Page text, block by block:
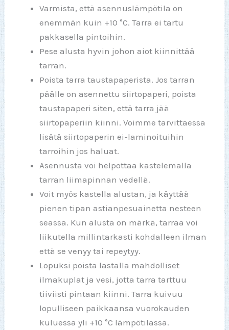
Varmista, että asennuslämpötila on
enemmän kuin +10 °C. Tarra ei tartu
pakkasella pintoihin.
Pese alusta hyvin johon aiot kiinnittää
tarran.
Poista tarra taustapaperista. Jos tarran
päälle on asennettu siirtopaperi, poista
taustapaperi siten, että tarra jää
siirtopaperiin kiinni. Voimme tarvittaessa
lisätä siirtopaperin ei-laminoituihin
tarroihin jos haluat.
Asennusta voi helpottaa kastelemalla
tarran liimapinnan vedellä.
Voit myös kastella alustan, ja käyttää
pienen tipan astianpesuainetta nesteen
seassa. Kun alusta on märkä, tarraa voi
liikutella millintarkasti kohdalleen ilman
että se venyy tai repeytyy.
Lopuksi poista lastalla mahdolliset
ilmakuplat ja vesi, jotta tarra tarttuu
tiiviisti pintaan kiinni. Tarra kuivuu
lopulliseen paikkaansa vuorokauden
kuluessa yli +10 °C lämpötilassa.